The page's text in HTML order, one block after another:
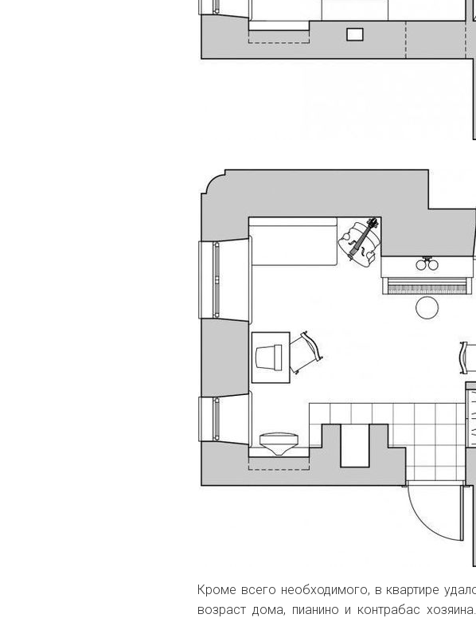
Кроме всего необходимого, в квартире
возраст дома, пианино и контрабас